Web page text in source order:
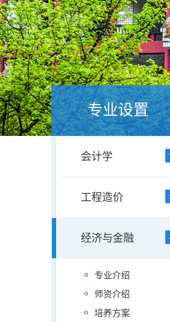
专业设置
会计学
工程造价
经济与金融
专业介绍
师资介绍
培养方案